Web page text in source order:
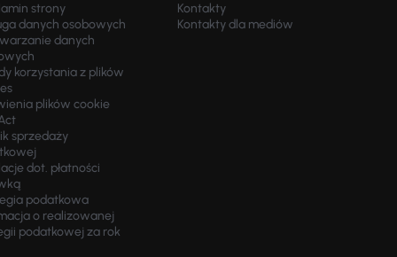
strony
danych osobowych
danych
korzystania z plików
plików cookie
sprzedaży
dot. płatności
podatkowa
o realizowanej
podatkowej za rok
Kontakty
Kontakty dla mediów